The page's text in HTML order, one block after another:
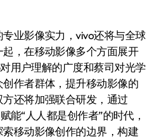
业影像实力，vivo还将与全球
，在移动影像多个方面展开
用户理解的广度和蔡司对光学
作者群体，提升移动影像的
还将加强联合研发，通过
能“人人都是创作者”的时代，
移动影像创作的边界，构建